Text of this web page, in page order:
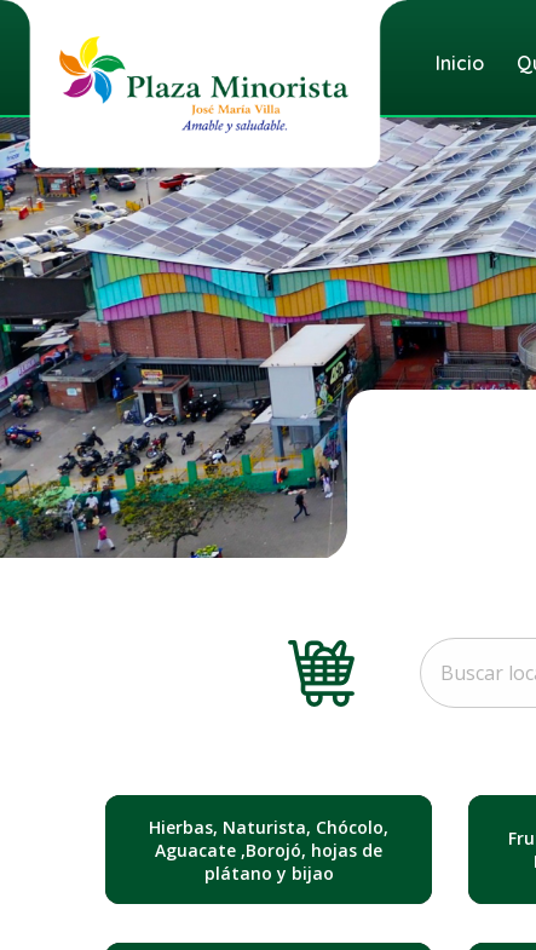
Inicio
Hierbas, Naturista, Chócolo,
Aguacate ,Borojó, hojas de
plátano y bijao